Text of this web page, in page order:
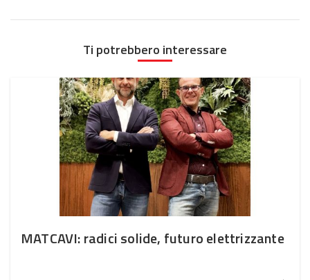
Ti potrebbero interessare
MATCAVI: radici solide, futuro elettrizzante